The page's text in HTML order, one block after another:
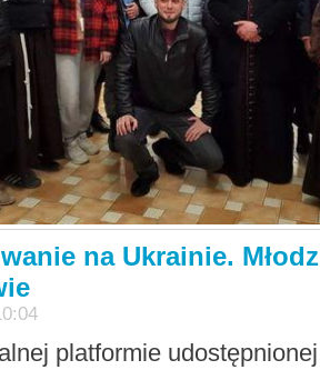
na Ukrainie.
platformie